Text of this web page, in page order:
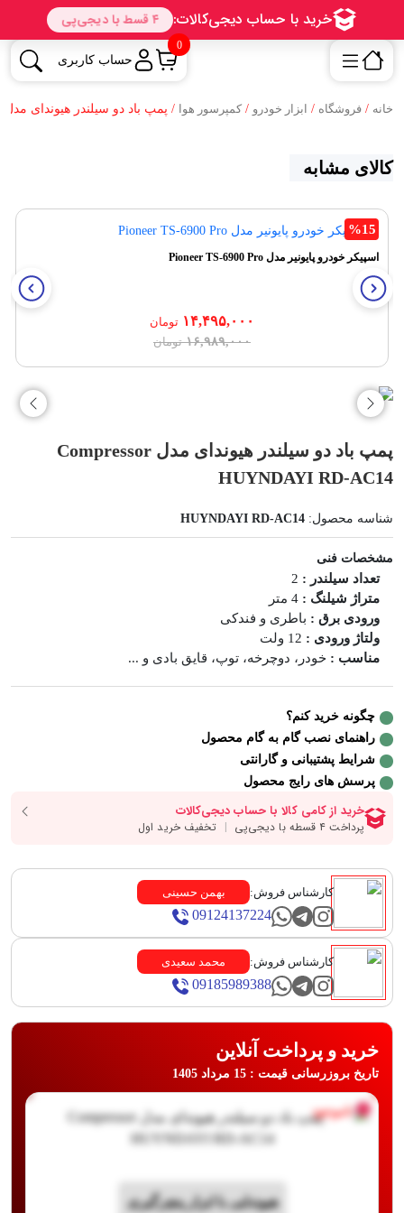
0
حساب کاربری
خانه / فروشگاه / ابزار خودرو / کمپرسور هوا / پمپ باد دو سیلندر هیوندای مدل Compressor HUYNDAYI RD-AC14
کالای مشابه
%15
اسپیکر خودرو پایونیر مدل Pioneer TS-6900 Pro
۱۶,۹۸۹,۰۰۰ تومانقیمت
۱۴,۴۹۵,۰۰۰ تومان
قیمت
پمپ باد دو سیلندر هیوندای مدل Compressor
HUYNDAYI RD-AC14
شناسه محصول: HUYNDAYI RD-AC14
مشخصات فنی
تعداد سیلندر : 2
متراژ شیلنگ : 4 متر
ورودی برق : باطری و فندکی
ولتاژ ورودی : 12 ولت
مناسب : خودر، دوچرخه، توپ، قایق بادی و ...
چگونه خرید کنم؟
راهنمای نصب گام به گام محصول
شرایط پشتیبانی و گارانتی
پرسش های رایج محصول
کارشناس فروش: بهمن حسینی
09124137224
کارشناس فروش: محمد سعیدی
09185989388
خرید و پرداخت آنلاین
تاریخ بروزرسانی قیمت : 15 مرداد 1405
ناموجود
هیوندایی با ابزار پنچرگیری